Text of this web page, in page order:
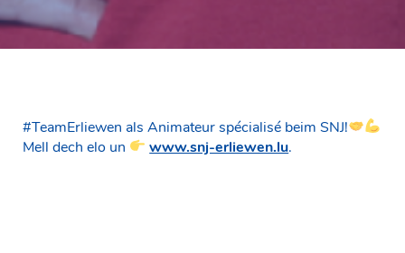
#TeamErliewen als Animateur spécialisé beim SNJ!
Mell dech elo un
www.snj-erliewen.lu.